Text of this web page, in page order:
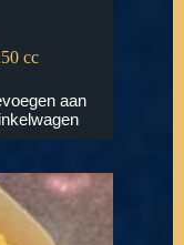
cc
aan